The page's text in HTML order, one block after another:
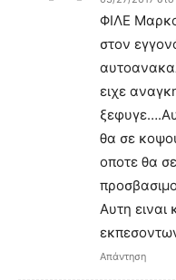
ΦΙΛΕ Μαρκο
στον
ειχε
θα σε
οποτε θα
Αυτη ειναι
Απάντηση